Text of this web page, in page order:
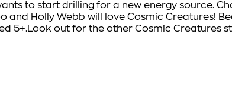
to start drilling for a new energy source.
and Holly Webb will love Cosmic Creatures!
5+.Look out for the other Cosmic Creatures